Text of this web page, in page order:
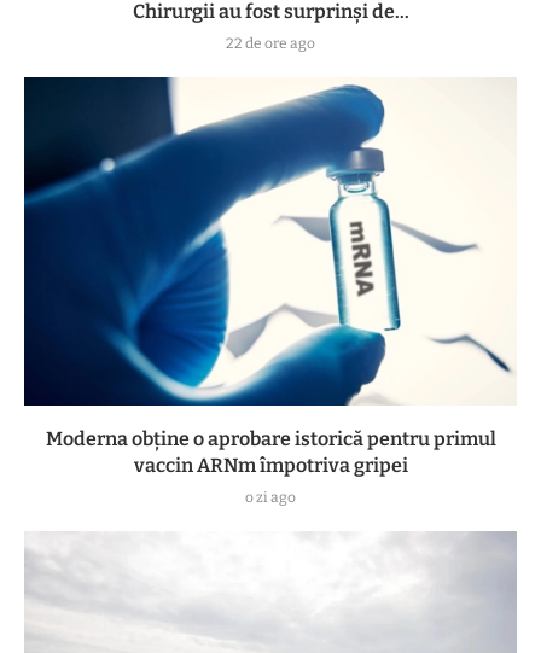
Chirurgii au fost surprinși de...
22 de ore ago
Moderna obține o aprobare istorică pentru primul
vaccin ARNm împotriva gripei
o zi ago